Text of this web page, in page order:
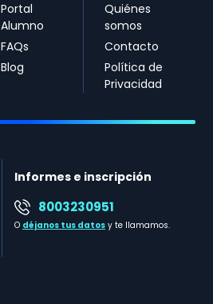
Portal
Alumno
FAQs
Blog
Quiénes
somos
Contacto
Política de
Privacidad
Informes e inscripción
8003230951
O déjanos tus datosy te llamamos.